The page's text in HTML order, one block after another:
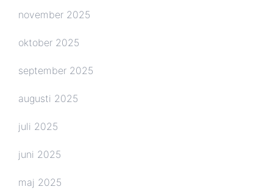
november 2025
oktober 2025
september 2025
augusti 2025
juli 2025
juni 2025
maj 2025